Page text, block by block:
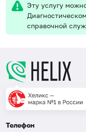
Эту услугу
справочной
Телефон